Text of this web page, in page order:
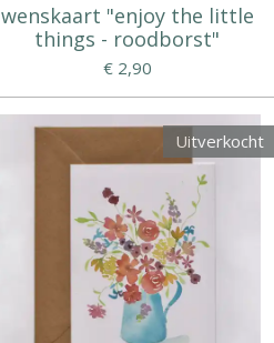
wenskaart "enjoy the little
things - roodborst"
€ 2,90
Uitverkocht